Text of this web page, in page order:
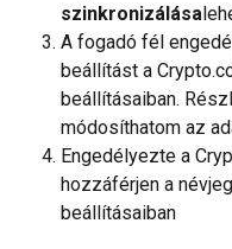
szinkronizálása
A fogadó fél
beállítást a
beállításaiban.
módosíthatom az
Engedélyezte a
hozzáférjen a
beállításaiban